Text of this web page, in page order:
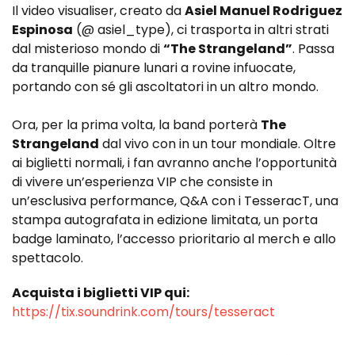
Il video visualiser, creato daAsiel Manuel Rodriguez
Espinosa (@ asiel_type), ci trasporta in altri strati
dal misterioso mondo di“The Strangeland”. Passa
da tranquille pianure lunari a rovine infuocate,
portando con sé gli ascoltatori in un altro mondo.
Ora, per la prima volta, la band porterà The
Strangeland dal vivo con in un tour mondiale. Oltre
ai biglietti normali, i fan avranno anche l’opportunità
di vivere un’esperienza VIP che consiste in
un’esclusiva performance, Q&A con i TesseracT, una
stampa autografata in edizione limitata, un porta
badge laminato, l’accesso prioritario al merch e allo
spettacolo.
Acquista i biglietti VIP qui:
https://tix.soundrink.com/tours/tesseract